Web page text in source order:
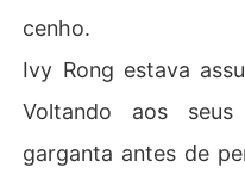
cenho.
Ivy Rong estava
Voltando aos
garganta antes de